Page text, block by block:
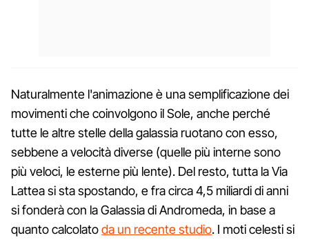
Naturalmente l'animazione è una semplificazione dei
movimenti che coinvolgono il Sole, anche perché
tutte le altre stelle della galassia ruotano con esso,
sebbene a velocità diverse (quelle più interne sono
più veloci, le esterne più lente). Del resto, tutta la Via
Lattea si sta spostando, e fra circa 4,5 miliardi di anni
si fonderà con la Galassia di Andromeda, in base a
quanto calcolatoda un recente studio. I moti celesti si